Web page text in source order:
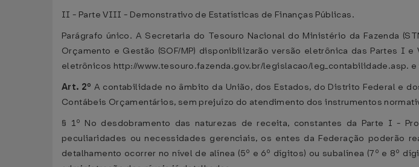
II - Parte VIII - Demonstrativo de Estatísticas de Finanças Públicas.
Parágrafo único. A Secretaria do Tesouro Nacional do Ministério da Fazenda
Orçamento e Gestão (SOF/MP) disponibilizarão versão eletrônica das Partes
eletrônicos http://www.tesouro.fazenda.gov.br/legislacao/leg_contabilidade.asp.
Art. 2º A contabilidade no âmbito da União, dos Estados, do Distrito Federal e
Contábeis Orçamentários, sem prejuízo do atendimento dos instrumentos
§ 1º No desdobramento das naturezas de receita, constantes da Parte I -
peculiaridades ou necessidades gerenciais, os entes da Federação poderão
detalhamento ocorrer no nível de alínea (5º e 6º dígitos) ou subalínea (7º e 8º